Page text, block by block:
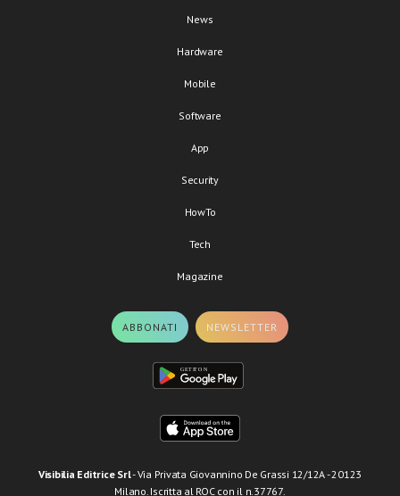
News
Hardware
Mobile
Software
App
Security
HowTo
Tech
Magazine
ABBONATI NEWSLETTER
Visibilia Editrice Srl- Via Privata Giovannino De Grassi 12/12A - 20123
Milano. Iscritta al ROC con il n.37767.